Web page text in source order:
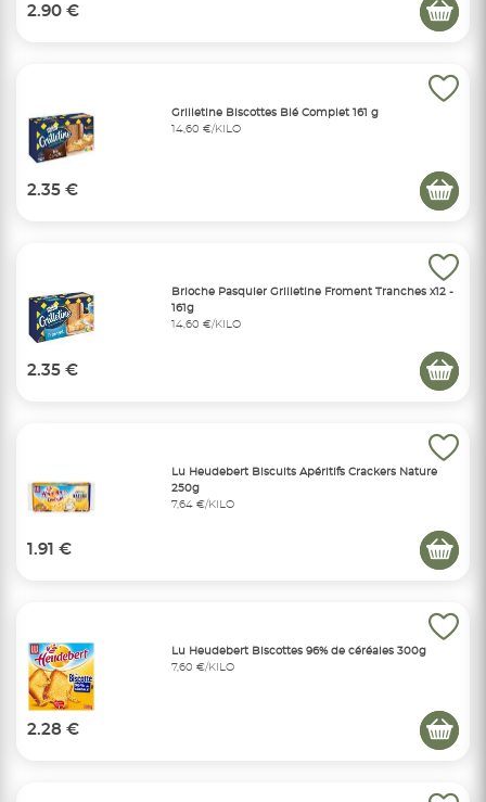
2.90 €
Grilletine Biscottes Blé Complet 161 g
14,60 €/KILO
2.35 €
Brioche Pasquier Grilletine Froment Tranches x12 -
161g
14,60 €/KILO
2.35 €
Lu Heudebert Biscuits Apéritifs Crackers Nature
250g
7,64 €/KILO
1.91 €
Lu Heudebert Biscottes 96% de céréales 300g
7,60 €/KILO
2.28 €